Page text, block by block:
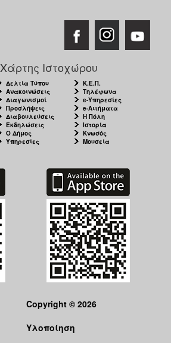
Χάρτης Ιστοχώρου
Δελτία Τύπου
Ανακοινώσεις
Διαγωνισμοί
Προσλήψεις
Διαβουλεύσεις
Εκδηλώσεις
Ο Δήμος
Υπηρεσίες
Κ.Ε.Π.
Τηλέφωνα
e-Υπηρεσίες
e-Αιτήματα
Η Πόλη
Ιστορία
Κνωσός
Μουσεία
Copyright © 2026
Υλοποίηση